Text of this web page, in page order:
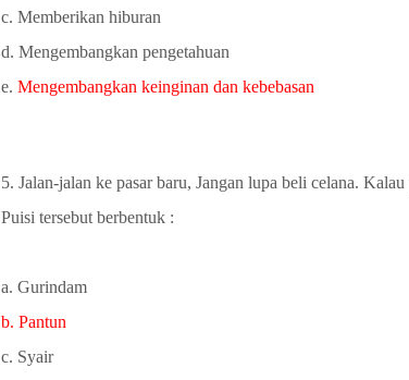
c. Memberikan hiburan
d. Mengembangkan pengetahuan
e. Mengembangkan keinginan dan kebebasan
5. Jalan-jalan ke pasar baru, Jangan lupa beli celana.
Puisi tersebut berbentuk :
a. Gurindam
b. Pantun
c. Syair